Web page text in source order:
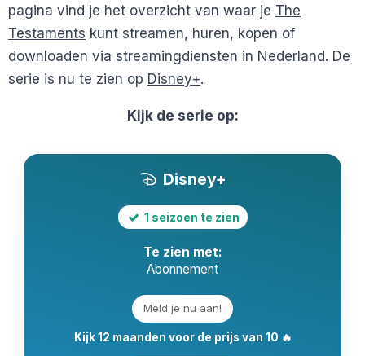
pagina vind je het overzicht van waar je The
Testaments kunt streamen, huren, kopen of
downloaden via streamingdiensten in Nederland. De
serie is nu te zien op Disney+.
Kijk de serie op:
Disney+
1 seizoen te zien
Te zien met:
Abonnement
Meld je nu aan!
Kijk 12 maanden voor de prijs van 10 🔥